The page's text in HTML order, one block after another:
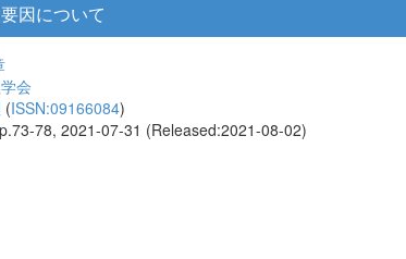
因について
会
(ISSN:09166084)
78, 2021-07-31 (Released:2021-08-02)